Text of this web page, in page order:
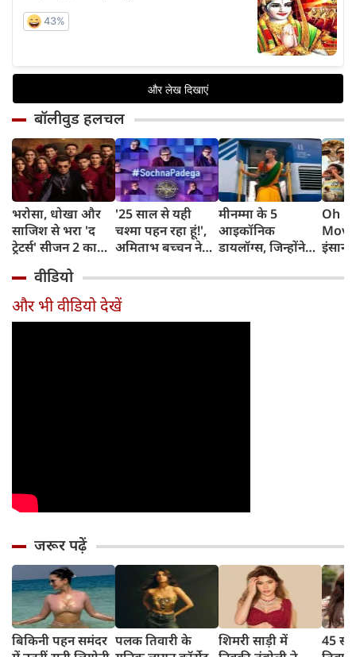
बॉलीवुड हलचल
भरोसा, धोखा और
साजिश से भरा 'द
ट्रेटर्स' सीजन 2 का
करण जौहर लगाएंगे
गेम में तड़का
'25 साल से यही
चश्मा पहन रहा हूं!',
अमिताभ बच्चन ने
की शुरुआत में मांगी
माफी, चश्मे को लेकर
किया मजेदार खुलासा
मीनम्मा के 5
आइकॉनिक
डायलॉग्स, जिन्होंने
बनाया 'चेन्नई
Oh
इंसान
वीडियो
और भी वीडियो देखें
जरूर पढ़ें
बिकिनी पहन समंदर पलक तिवारी के
शिमरी साड़ी में
45